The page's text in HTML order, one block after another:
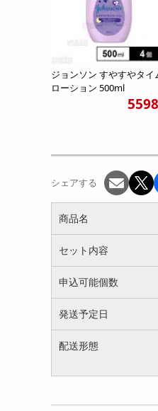
ジョンソン すやすやタイ
ローション 500ml
5598
シェアする
商品名
セット内容
申込可能個数
発送予定日
配送形態